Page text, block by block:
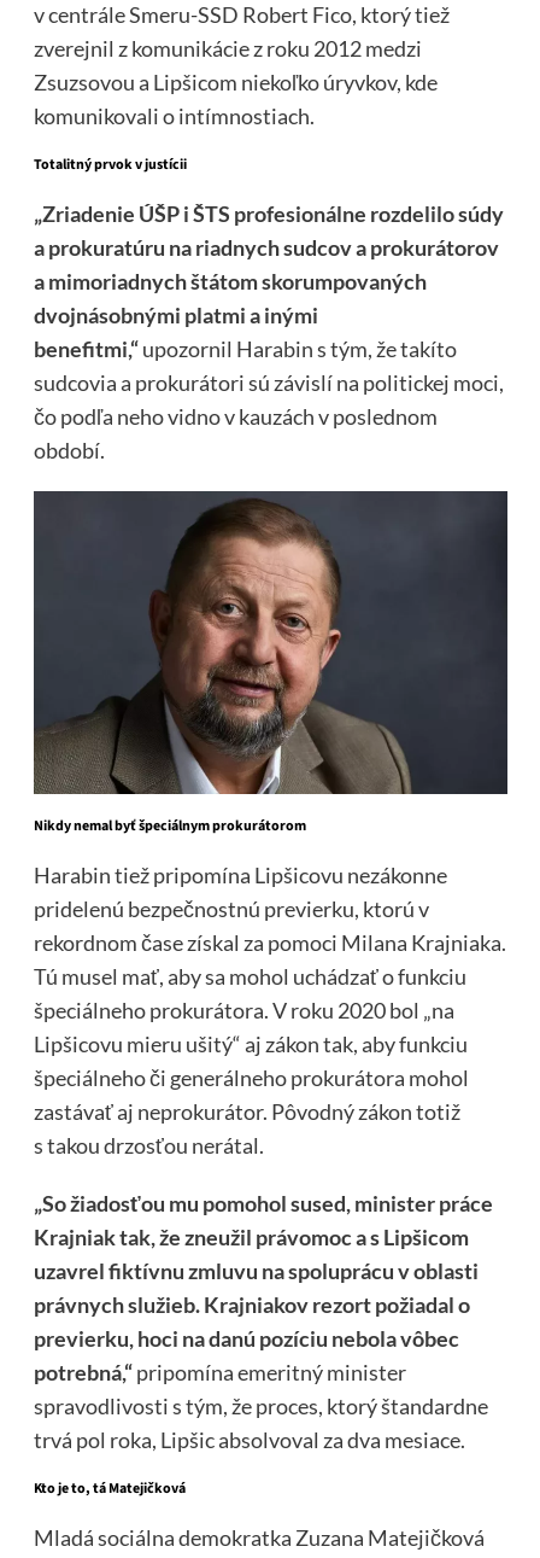
v centrále Smeru-SSD Robert Fico, ktorý tiež
zverejnil z komunikácie z roku 2012 medzi
Zsuzsovou a Lipšicom niekoľko úryvkov, kde
komunikovali o intímnostiach.
Totalitný prvok v justícii
„Zriadenie ÚŠP i ŠTS profesionálne rozdelilo súdy
a prokuratúru na riadnych sudcov a prokurátorov
a mimoriadnych štátom skorumpovaných
dvojnásobnými platmi a inými
benefitmi,“upozornil Harabin s tým, že takíto
sudcovia a prokurátori sú závislí na politickej moci,
čo podľa neho vidno v kauzách v poslednom
období.
Nikdy nemal byť špeciálnym prokurátorom
Harabin tiež pripomína Lipšicovu nezákonne
pridelenú bezpečnostnú previerku, ktorú v
rekordnom čase získal za pomoci Milana Krajniaka.
Tú musel mať, aby sa mohol uchádzať o funkciu
špeciálneho prokurátora. V roku 2020 bol „na
Lipšicovu mieru ušitý“ aj zákon tak, aby funkciu
špeciálneho či generálneho prokurátora mohol
zastávať aj neprokurátor. Pôvodný zákon totiž
s takou drzosťou nerátal.
„So žiadosťou mu pomohol sused, minister práce
Krajniak tak, že zneužil právomoc a s Lipšicom
uzavrel fiktívnu zmluvu na spoluprácu v oblasti
právnych služieb. Krajniakov rezort požiadal o
previerku, hoci na danú pozíciu nebola vôbec
potrebná,“pripomína emeritný minister
spravodlivosti s tým, že proces, ktorý štandardne
trvá pol roka, Lipšic absolvoval za dva mesiace.
Kto je to, tá Matejičková
Mladá sociálna demokratka Zuzana Matejičková